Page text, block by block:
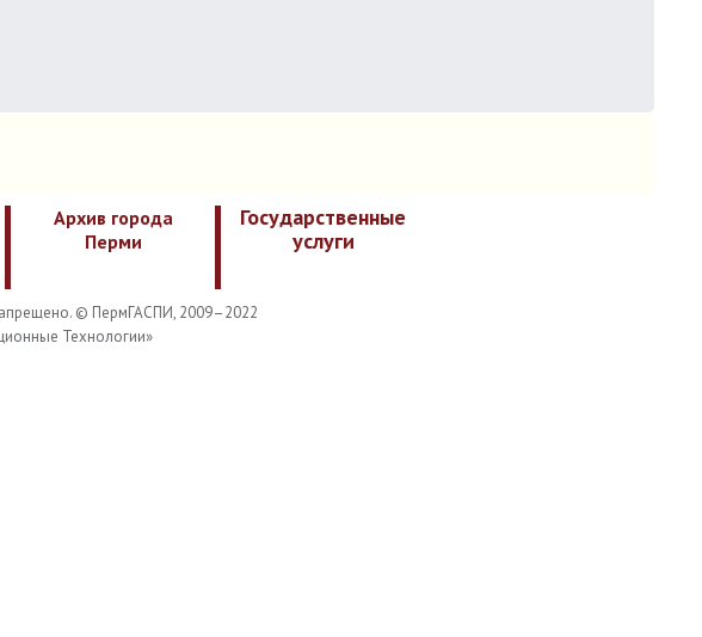
Архив города
Перми
Государственные
услуги
© ПермГАСПИ, 2009–2022
Технологии»